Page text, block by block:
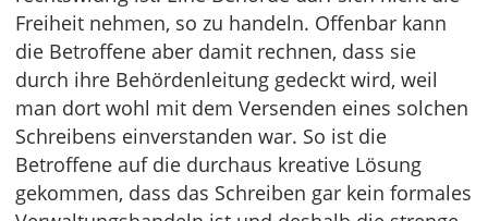
Freiheit nehmen, so zu handeln. Offenbar kann
die Betroffene aber damit rechnen, dass sie
durch ihre Behördenleitung gedeckt wird, weil
man dort wohl mit dem Versenden eines solchen
Schreibens einverstanden war. So ist die
Betroffene auf die durchaus kreative Lösung
gekommen, dass das Schreiben gar kein formales